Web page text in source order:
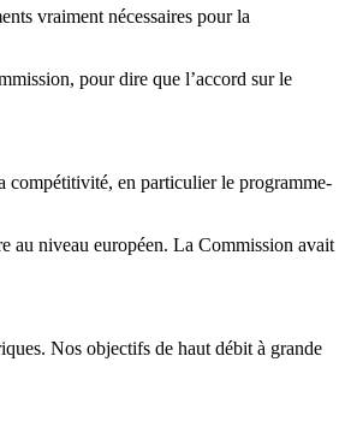
vraiment nécessaires pour la
pour dire que l’accord sur le
compétitivité, en particulier le programme-
au niveau européen. La Commission avait
Nos objectifs de haut débit à grande